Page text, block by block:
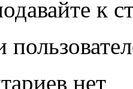
к
нет